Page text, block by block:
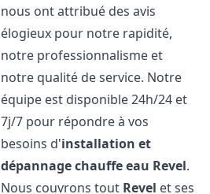
nous ont attribué des avis
élogieux pour notre rapidité,
notre professionnalisme et
notre qualité de service. Notre
équipe est disponible 24h/24 et
7j/7 pour répondre à vos
besoins d'installation et
dépannage chauffe eau Revel.
Nous couvrons tout Revel et ses